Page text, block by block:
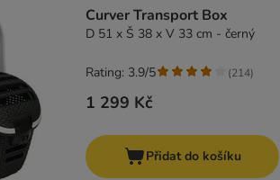
Curver Transport Box
D 51 x Š 38 x V 33 cm - černý
1 299 Kč
Rating: 3.9/5 (214)
Přidat do košíku